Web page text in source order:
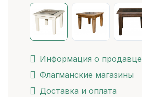
Информация о продавце
Флагманские магазины
Доставка и оплата